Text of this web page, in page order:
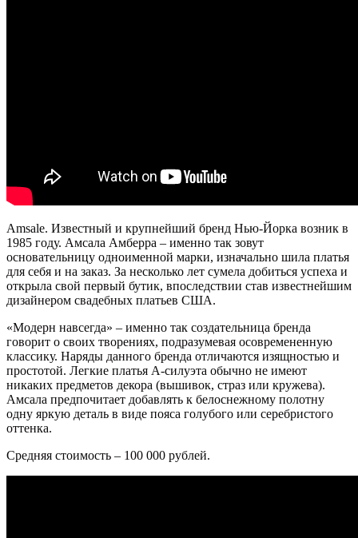
Amsale. Известный и крупнейший бренд Нью-Йорка возник в
1985 году. Амсала Амберра – именно так зовут
основательницу одноименной марки, изначально шила платья
для себя и на заказ. За несколько лет сумела добиться успеха и
открыла свой первый бутик, впоследствии став известнейшим
дизайнером свадебных платьев США.
«Модерн навсегда» – именно так создательница бренда
говорит о своих творениях, подразумевая осовремененную
классику. Наряды данного бренда отличаются изящностью и
простотой. Легкие платья А-силуэта обычно не имеют
никаких предметов декора (вышивок, страз или кружева).
Амсала предпочитает добавлять к белоснежному полотну
одну яркую деталь в виде пояса голубого или серебристого
оттенка.
Средняя стоимость – 100 000 рублей.